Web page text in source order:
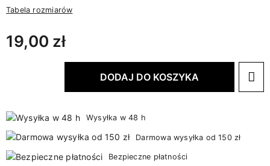
Tabela rozmiarów
19,00 zł
DODAJ DO KOSZYKA
Wysyłka w 48 h
Darmowa wysyłka od 150 zł
Bezpieczne płatności